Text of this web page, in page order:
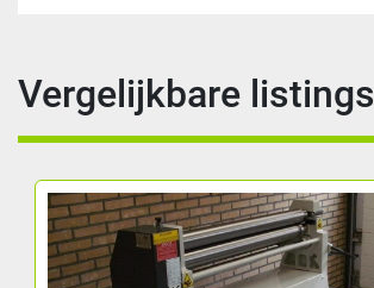
Vergelijkbare listings